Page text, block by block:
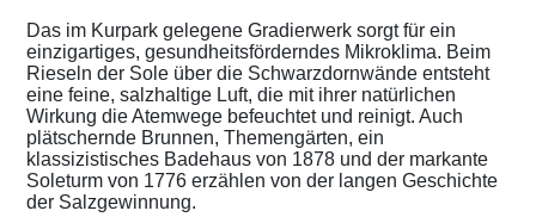
Das im Kurpark gelegene Gradierwerk sorgt für ein
einzigartiges, gesundheitsförderndes Mikroklima. Beim
Rieseln der Sole über die Schwarzdornwände entsteht
eine feine, salzhaltige Luft, die mit ihrer natürlichen
Wirkung die Atemwege befeuchtet und reinigt. Auch
plätschernde Brunnen, Themengärten, ein
klassizistisches Badehaus von 1878 und der markante
Soleturm von 1776 erzählen von der langen Geschichte
der Salzgewinnung.